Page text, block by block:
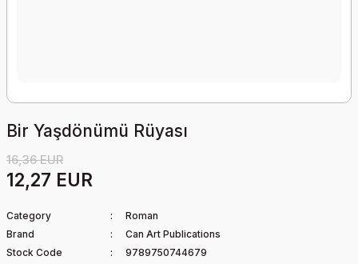
Bir Yaşdönümü Rüyası
16,36 EUR
12,27 EUR
Category
Roman
Brand
Can Art Publications
Stock Code
9789750744679